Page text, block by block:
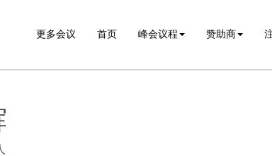
更多会议 首页 峰会议程 赞助商